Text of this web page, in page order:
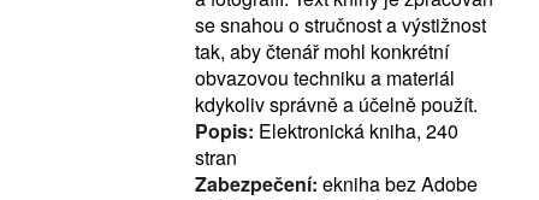
se snahou o stručnost a výstižnost
tak, aby čtenář mohl konkrétní
obvazovou techniku a materiál
kdykoliv správně a účelně použít.
Popis: Elektronická kniha, 240
stran
Zabezpečení: ekniha bez Adobe